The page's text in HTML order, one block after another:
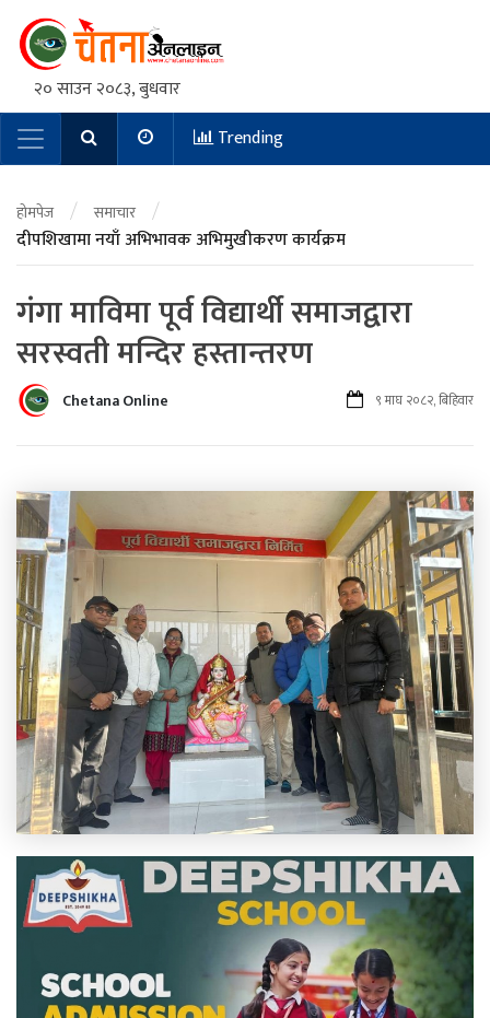
२० साउन २०८३, बुधवार
Main NavigationTrending
होमपेज / समाचार /
दीपशिखामा नयाँ अभिभावक अभिमुखीकरण कार्यक्रम
गंगा माविमा पूर्व विद्यार्थी समाजद्वारा
सरस्वती मन्दिर हस्तान्तरण
Chetana Online ९ माघ २०८२, बिहिवार